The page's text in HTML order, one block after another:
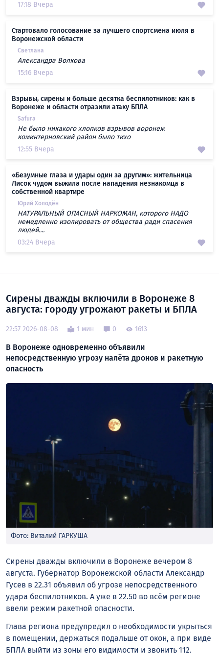
17:18 Вчера
Стартовало голосование за лучшего спортсмена июля в
Воронежской области
Светлана
Александра Волкова
15:16 Вчера
Взрывы, сирены и больше десятка беспилотников: как в
Воронеже и области отразили атаку БПЛА
Safura
Не было никакого хлопков взрывов воронеж
коминтерновский район было тихо
12:55 Вчера
«Безумные глаза и удары один за другим»: жительница
Лисок чудом выжила после нападения незнакомца в
собственной квартире
Юрий Холодён
НАТУРАЛЬНЫЙ ОПАСНЫЙ НАРКОМАН, которого НАДО
немедленно изолировать от общества ради спасения
людей....
03:24 Вчера
Сирены дважды включили в Воронеже 8
августа: городу угрожают ракеты и БПЛА
22:57 2026-08-08 1 мин 0 1613
В Воронеже одновременно объявили
непосредственную угрозу налёта дронов и ракетную
опасность
Фото: Виталий ГАРКУША
Сирены дважды включили в Воронеже вечером 8
августа. Губернатор Воронежской области Александр
Гусев в 22.31 объявил об угрозе непосредственного
удара беспилотников. А уже в 22.50 во всём регионе
ввели режим ракетной опасности.
Глава региона предупредил о необходимости укрыться
в помещении, держаться подальше от окон, а при виде
БПЛА выйти из зоны его видимости и звонить 112.